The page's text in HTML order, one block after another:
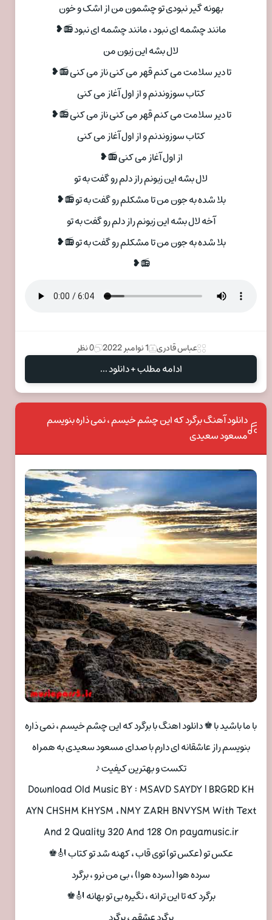
بهونه گیر نبودی تو چشمون من از اشک و خون
مانند چشمه ای نبود ، مانند چشمه ای نبود 📻❥
لال بشه این زبون من
تا دیر سلامت می کنم قهر می کنی ناز می کنی 📻❥
کتاب سوزوندنم و از اول آغاز می کنی
تا دیر سلامت می کنم قهر می کنی ناز می کنی 📻❥
کتاب سوزوندنم و از اول آغاز می کنی
از اول آغاز می کنی 📻❥
لال بشه این زبونم راز دلم رو گفت به تو
بلا شده به جون من تا مشکلم رو گفت به تو 📻❥
آخه لال بشه این زبونم راز دلم رو گفت به تو
بلا شده به جون من تا مشکلم رو گفت به تو 📻❥
📻❥
عباس قادری 1 نوامبر 2022 0 نظر
ادامه مطلب + دانلود ...
دانلود آهنگ برگرد که این چشم خیسم ، نمی ذاره بنویسم
مسعود سعیدی
با ما باشید با ♚ دانلود اهنگ با برگرد که این چشم خیسم ، نمی ذاره
بنویسم راز عاشقانه ای دارم با صدای مسعود سعیدی به همراه
تکست و بهترین کیفیت ♪
Download Old Music BY : MSAVD SAYDY | BRGRD KH
AYN CHSHM KHYSM ، NMY ZARH BNVYSM With Text
And 2 Quality 320 And 128 On payamusic.ir
عکس تو (عکس تو) توی قاب ، کهنه شد تو کتاب 🎻♚
سرده هوا (سرده هوا) ، بی من نرو ، برگرد
برگرد که تا این ترانه ، نگیره بی تو بهانه 🎻♚